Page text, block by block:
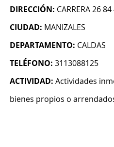
DIRECCIÓN: CARRERA 26
CIUDAD: MANIZALES
DEPARTAMENTO: CALDAS
TELÉFONO: 3113088125
ACTIVIDAD: Actividades
bienes propios o